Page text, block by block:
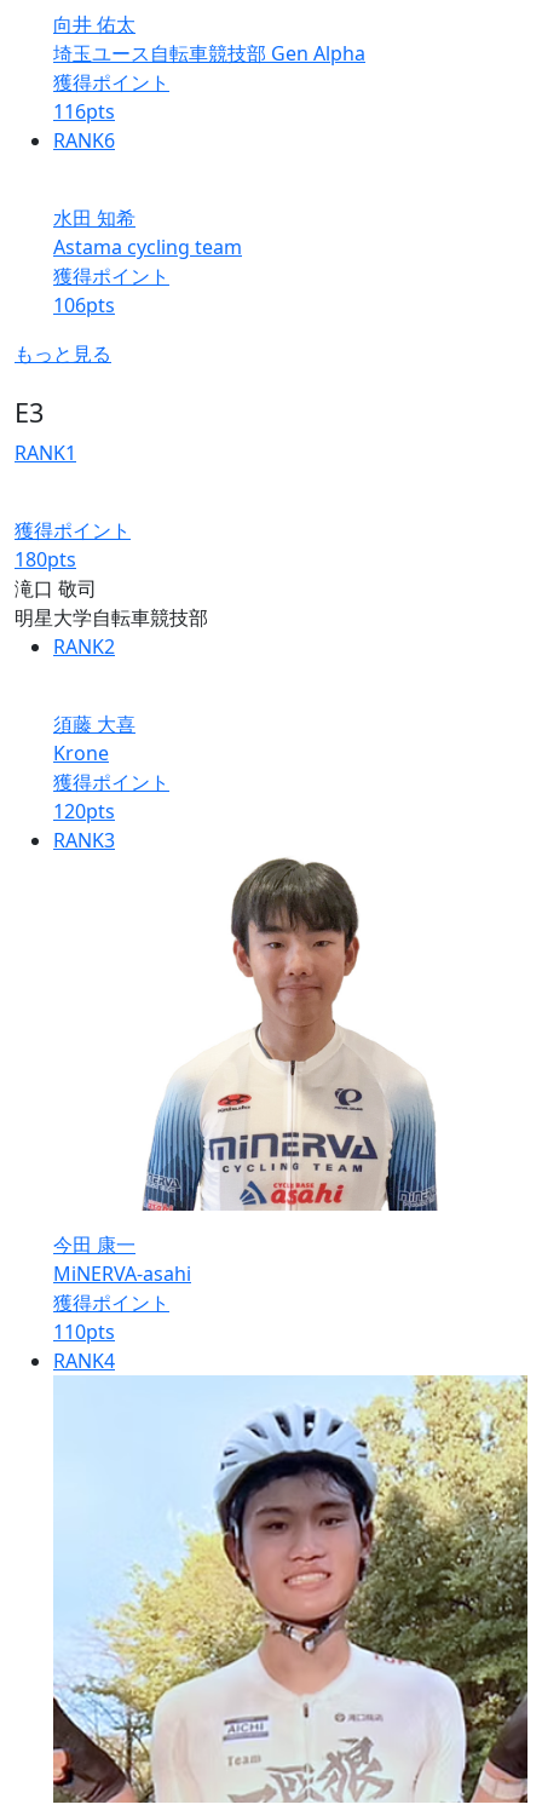
向井 佑太
埼玉ユース自転車競技部 Gen Alpha
獲得ポイント
116pts
RANK6
水田 知希
Astama cycling team
獲得ポイント
106pts
もっと見る
E3
RANK1
獲得ポイント
180pts
滝口 敬司
明星大学自転車競技部
RANK2
須藤 大喜
Krone
獲得ポイント
120pts
RANK3
今田 康一
MiNERVA-asahi
獲得ポイント
110pts
RANK4